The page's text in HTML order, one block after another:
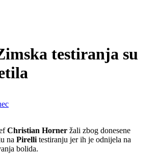
testiranja su
Christian Horner žali zbog donesene
na Pirelli testiranju jer ih je odnijela na
bolida.